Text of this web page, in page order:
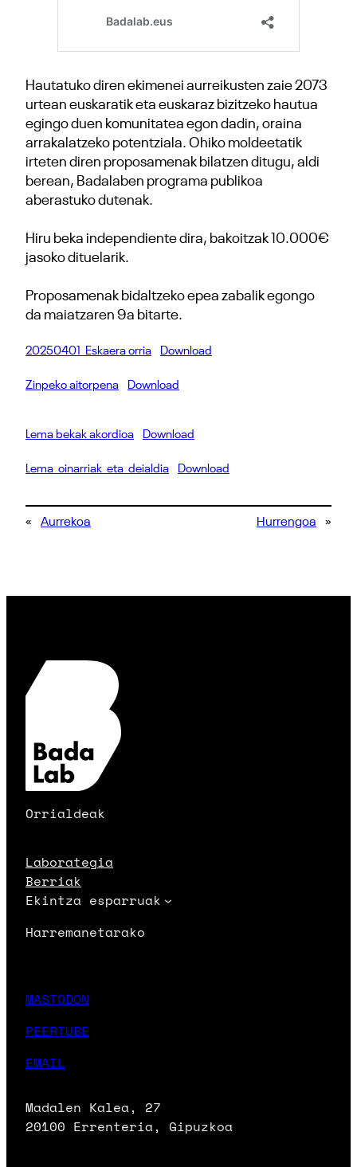
Hautatuko diren ekimenei aurreikusten zaie 2073
urtean euskaratik eta euskaraz bizitzeko hautua
egingo duen komunitatea egon dadin, oraina
arrakalatzeko potentziala. Ohiko moldeetatik
irteten diren proposamenak bilatzen ditugu, aldi
berean, Badalaben programa publikoa
aberastuko dutenak.
Hiru beka independiente dira, bakoitzak 10.000€
jasoko dituelarik.
Proposamenak bidaltzeko epea zabalik egongo
da maiatzaren 9a bitarte.
20250401_Eskaera orria Download
Zinpeko aitorpena Download
Lema bekak akordioa Download
Lema_oinarriak_eta_deialdia Download
« Aurrekoa Hurrengoa »
Orrialdeak
Laborategia
Berriak
Ekintza esparruak
Harremanetarako
MASTODON
PEERTUBE
EMAIL
Madalen Kalea, 27
20100 Errenteria, Gipuzkoa